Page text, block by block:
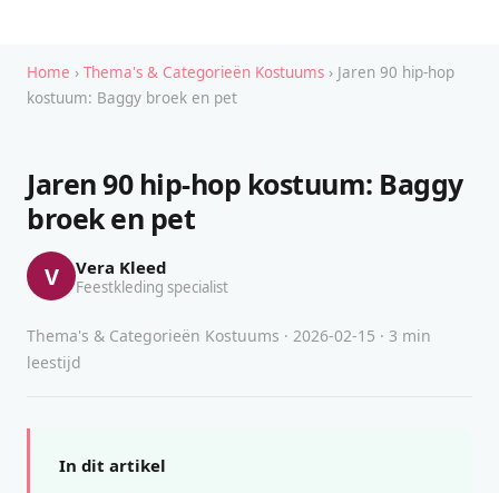
Home › Thema's & Categorieën Kostuums › Jaren 90 hip-hop
kostuum: Baggy broek en pet
Jaren 90 hip-hop kostuum: Baggy
broek en pet
V Vera Kleed
Feestkleding specialist
Thema's & Categorieën Kostuums · 2026-02-15 · 3 min
leestijd
In dit artikel